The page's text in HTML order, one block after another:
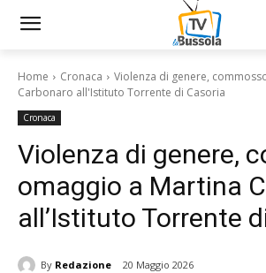
Home Cronaca
Violenza di genere,
Carbonaro all'Istituto Torrente di Casoria
Cronaca
Violenza di genere,
omaggio a Martina
all’Istituto Torrente
By Redazione 20 Maggio 2026